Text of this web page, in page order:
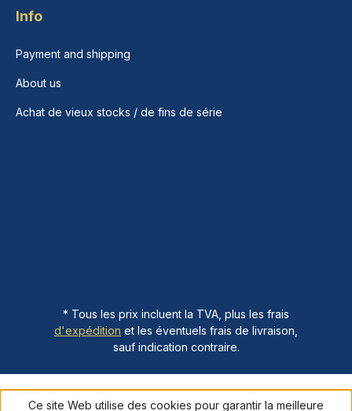
Info
Payment and shipping
About us
Achat de vieux stocks / de fins de série
* Tous les prix incluent la TVA, plus les frais
d'expédition et les éventuels frais de livraison,
sauf indication contraire.
Ce site Web utilise des cookies pour garantir la meilleure